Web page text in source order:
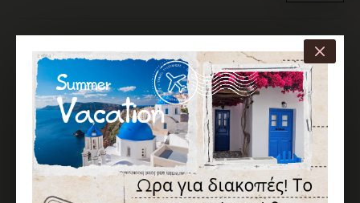
12,00€
Χωρίς ΦΠΑ: 9,68€
Χρώμα